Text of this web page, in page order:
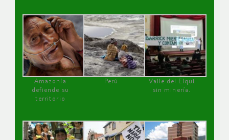
Amazonía
defiende su
territorio
Perú
Valle del Elqui
sin minería.